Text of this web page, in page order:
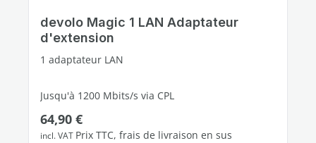
devolo Magic 1 LAN Adaptateur
d'extension
1 adaptateur LAN
Jusqu'à 1200 Mbits/s via CPL
1 port Ethernet Gigabit libres
Prix régulier :
64,90 €
incl. VAT Prix TTC, frais de livraison en sus